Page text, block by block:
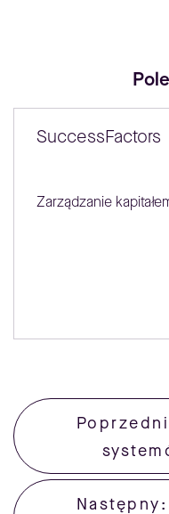
SuccessFactors
Zarządzanie